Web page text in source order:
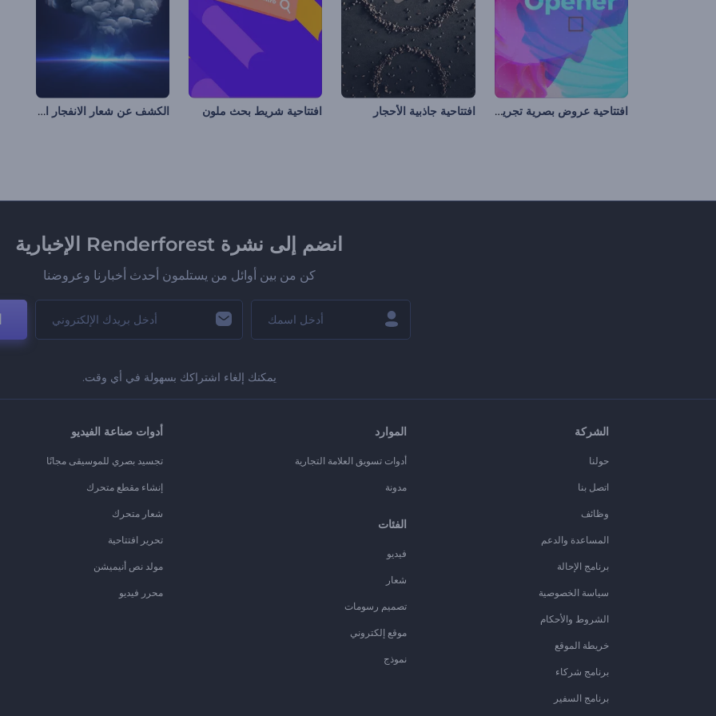
افتتاحية عروض بصرية تجريدية افتتاحية جاذبية الأحجار افتتاحية شريط بحث ملون الكشف عن شعار الانفجار الكوني
انضم إلى نشرة Renderforest الإخبارية
كن من بين أوائل من يستلمون أحدث أخبارنا وعروضنا
يمكنك إلغاء اشتراكك بسهولة في أي وقت.
الشركة
حولنا
اتصل بنا
وظائف
المساعدة والدعم
برنامج الإحالة
سياسة الخصوصية
الشروط والأحكام
خريطة الموقع
برنامج شركاء
برنامج السفير
الموارد
أدوات تسويق العلامة التجارية
مدونة
الفئات
فيديو
شعار
تصميم رسومات
موقع إلكتروني
نموذج
أدوات صناعة الفيديو
تجسيد بصري للموسيقى مجانًا
إنشاء مقطع متحرك
شعار متحرك
تحرير افتتاحية
مولد نص أنيميشن
محرر فيديو